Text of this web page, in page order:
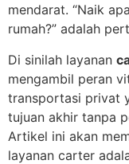
mendarat. “Naik
rumah?” adalah
Di sinilah layanan
mengambil peran
transportasi privat
tujuan akhir tanpa
Artikel ini akan
layanan carter